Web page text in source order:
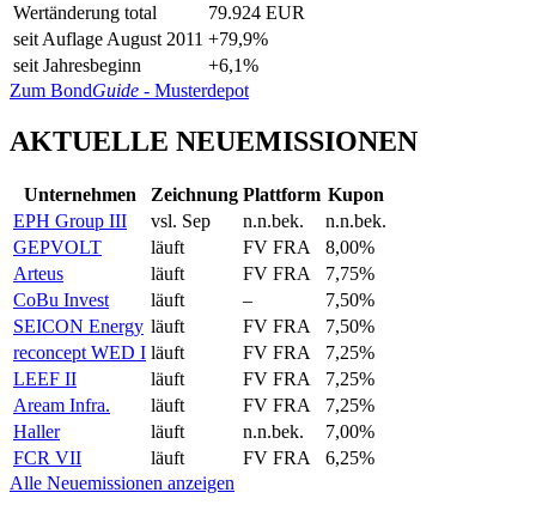
Wertänderung total
79.924 EUR
seit Auflage August 2011 +79,9%
seit Jahresbeginn
+6,1%
Zum BondGuide - Musterdepot
AKTUELLE NEUEMISSIONEN
Unternehmen Zeichnung Plattform Kupon
EPH Group III
vsl. Sep n.n.bek.
n.n.bek.
GEPVOLT
läuft FV FRA
8,00%
Arteus
läuft FV FRA
7,75%
CoBu Invest
läuft –
7,50%
SEICON Energy läuft FV FRA
7,50%
reconcept WED I läuft FV FRA
7,25%
LEEF II
läuft FV FRA
7,25%
Aream Infra.
läuft FV FRA
7,25%
Haller
läuft n.n.bek.
7,00%
FCR VII
läuft FV FRA
6,25%
Alle Neuemissionen anzeigen